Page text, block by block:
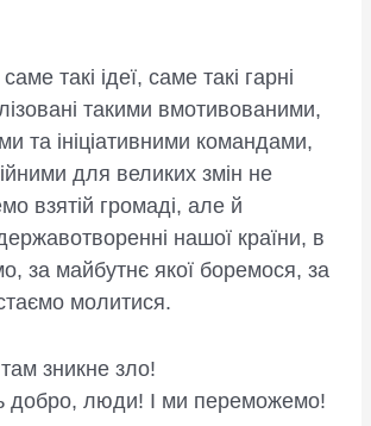
такі ідеї, саме такі гарні
такими вмотивованими,
та ініціативними командами,
для великих змін не
взятій громаді, але й
нашої країни, в
за майбутнє якої боремося, за
молитися.
зникне зло!
добро, люди! І ми переможемо!